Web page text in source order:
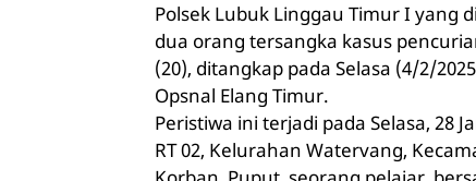
Polsek Lubuk Linggau Timur I yang
dua orang tersangka kasus
(20), ditangkap pada Selasa (4/2/
Opsnal Elang Timur.
Peristiwa ini terjadi pada Selasa, 28
RT 02, Kelurahan Watervang,